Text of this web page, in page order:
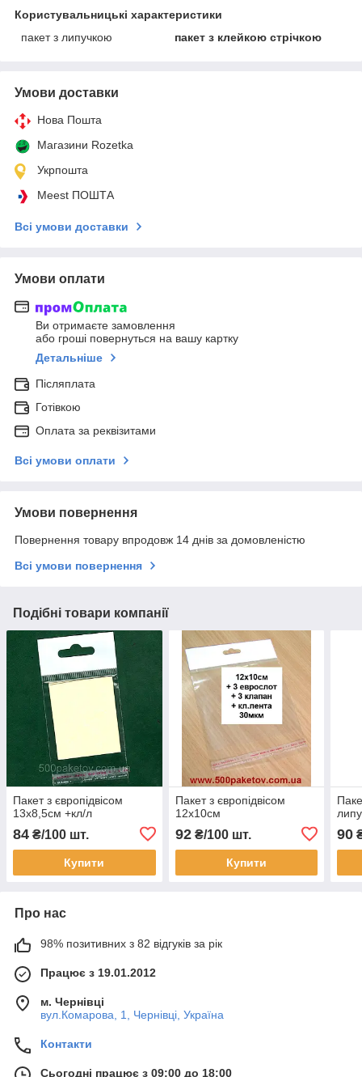
Користувальницькі характеристики
пакет з липучкою
пакет з клейкою стрічкою
Умови доставки
Нова Пошта
Магазини Rozetka
Укрпошта
Meest ПОШТА
Всі умови доставки
Умови оплати
Ви отримаєте замовлення
або гроші повернуться на вашу картку
Детальніше
Післяплата
Готівкою
Оплата за реквізитами
Всі умови оплати
Умови повернення
Повернення товару впродовж 14 днів за домовленістю
Всі умови повернення
Подібні товари компанії
Пакет з європідвісом
13х8,5см +кл/л
84 ₴/100 шт.
Купити
Пакет з європідвісом
12х10см
92₴/100 шт.
Купити
90
Про нас
98% позитивних з 82 відгуків за рік
Працює з 19.01.2012
м. Чернівці
вул.Комарова, 1, Чернівці, Україна
Контакти
Сьогодні працює з 09:00 до 18:00